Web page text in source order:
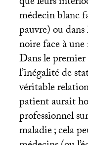
médecin blanc
pauvre) ou
noire face à
Dans le premier
l’inégalité de
véritable
patient aurait
professionnel
maladie; cela